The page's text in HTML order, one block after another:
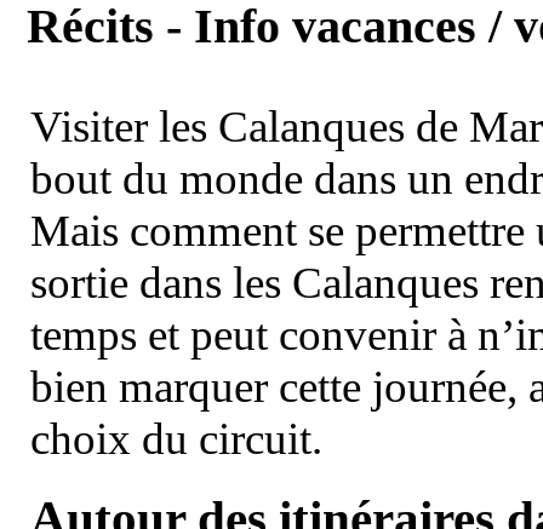
Récits - Info vacances /
Visiter les Calanques de
bout du monde dans un
Mais comment se permettre
sortie dans les Calanques
temps et peut convenir à
bien marquer cette journée,
choix du circuit.